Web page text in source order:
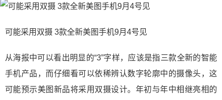
可能采用双摄 3款全新美图手机9月4号见
从海报中可以看出明显的“3”字样，应该是指三款全新的智能
手机产品，而仔细看可以依稀辨认数字轮廓中的摄像头，这
可能预示美图新品将采用双摄设计。年初与年中相继亮相的